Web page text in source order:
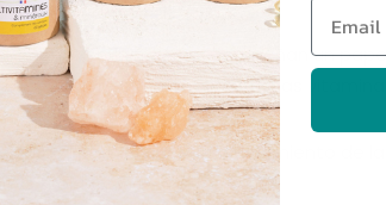
producción de energía).
minerales desempeñan un
funciones (un poco como las
esencial para el buen funcionamiento de
tiroideas.